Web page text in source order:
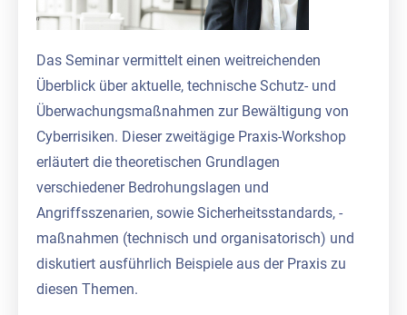
Das Seminar vermittelt einen weitreichenden
Überblick über aktuelle, technische Schutz- und
Überwachungsmaßnahmen zur Bewältigung von
Cyberrisiken. Dieser zweitägige Praxis-Workshop
erläutert die theoretischen Grundlagen
verschiedener Bedrohungslagen und
Angriffsszenarien, sowie Sicherheitsstandards, -
maßnahmen (technisch und organisatorisch) und
diskutiert ausführlich Beispiele aus der Praxis zu
diesen Themen.